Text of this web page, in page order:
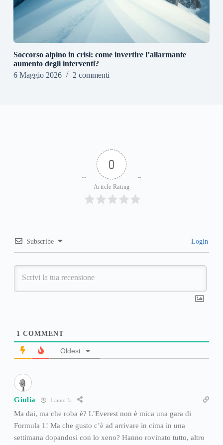
Soccorso alpino in crisi: come invertire l’allarmante
aumento degli interventi?
6 Maggio 2026
2 commenti
0
Article Rating
Subscribe Login
1 COMMENT
Oldest
Giulia 1 anno fa
Ma dai, ma che roba è? L’Everest non è mica una gara di
Formula 1! Ma che gusto c’è ad arrivare in cima in una
settimana dopandosi con lo xeno? Hanno rovinato tutto, altro